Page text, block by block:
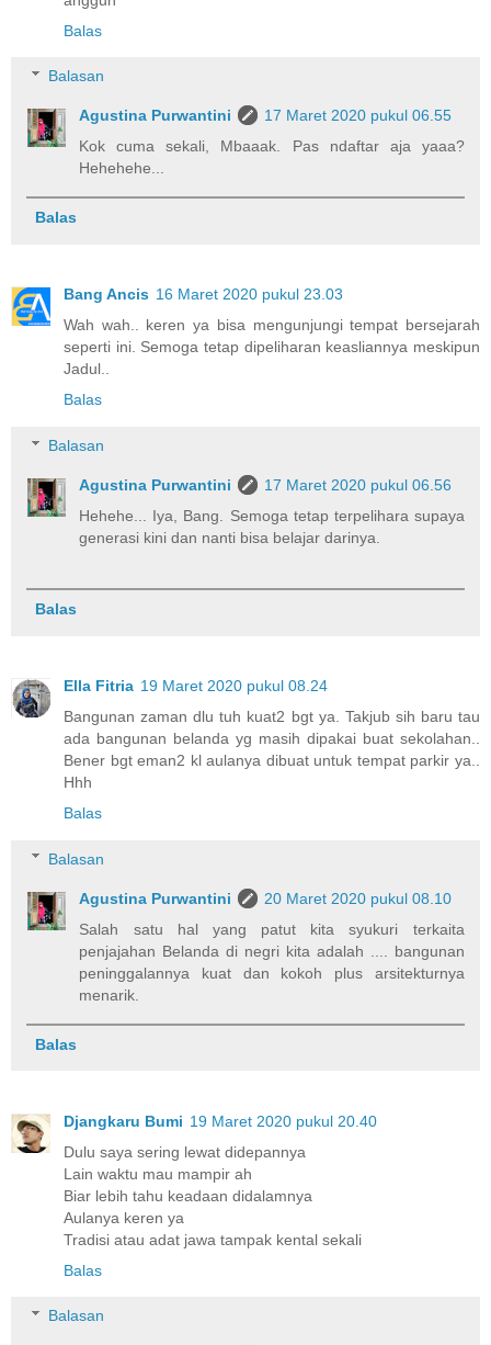
Balas
Balasan
Agustina Purwantini
17 Maret 2020 pukul 06.55
Kok cuma sekali, Mbaaak. Pas ndaftar aja yaaa?
Hehehehe...
Balas
Bang Ancis 16 Maret 2020 pukul 23.03
Wah wah.. keren ya bisa mengunjungi tempat bersejarah
seperti ini. Semoga tetap dipeliharan keasliannya meskipun
Jadul..
Balas
Balasan
Agustina Purwantini
17 Maret 2020 pukul 06.56
Hehehe... Iya, Bang. Semoga tetap terpelihara supaya
generasi kini dan nanti bisa belajar darinya.
Balas
Ella Fitria 19 Maret 2020 pukul 08.24
Bangunan zaman dlu tuh kuat2 bgt ya. Takjub sih baru tau
ada bangunan belanda yg masih dipakai buat sekolahan..
Bener bgt eman2 kl aulanya dibuat untuk tempat parkir ya..
Hhh
Balas
Balasan
Agustina Purwantini
20 Maret 2020 pukul 08.10
Salah satu hal yang patut kita syukuri terkaita
penjajahan Belanda di negri kita adalah .... bangunan
peninggalannya kuat dan kokoh plus arsitekturnya
menarik.
Balas
Djangkaru Bumi 19 Maret 2020 pukul 20.40
Dulu saya sering lewat didepannya
Lain waktu mau mampir ah
Biar lebih tahu keadaan didalamnya
Aulanya keren ya
Tradisi atau adat jawa tampak kental sekali
Balas
Balasan